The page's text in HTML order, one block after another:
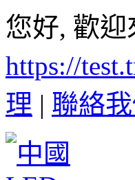
您好, 歡迎
https://
理 | 聯絡